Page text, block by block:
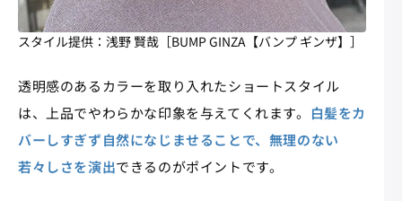
スタイル提供：浅野 賢哉［BUMP GINZA【バンプ ギンザ】］
透明感のあるカラーを取り入れたショートスタイル
は、上品でやわらかな印象を与えてくれます。 白髪をカ
バーしすぎず自然になじませることで、無理のない
若々しさを演出できるのがポイントです。